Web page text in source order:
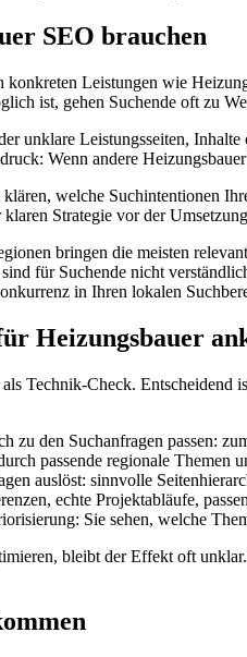
SEO brauchen
Leistungen wie
ist, gehen Suchende oft zu
unklare Leistungsseiten,
Wenn andere
welche Suchintentionen
Strategie vor der
bringen die meisten
für Suchende nicht
in Ihren lokalen
Heizungsbauer
Technik-Check.
zu den Suchanfragen passen:
passende regionale Themen
auslöst: sinnvolle
echte Projektabläufe,
Sie sehen, welche
bleibt der Effekt oft